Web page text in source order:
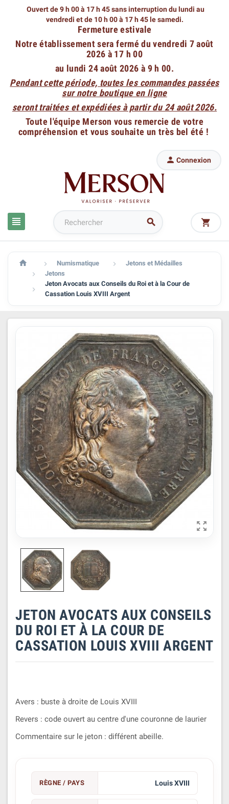
Ouvert de 9 h 00 à 17 h 45 sans interruption du lundi au
vendredi et de 10 h 00 à 17 h 45 le samedi.
Fermeture estivale
Notre établissement sera fermé du vendredi 7 août
2026 à 17 h 00
au lundi 24 août 2026 à 9 h 00.
Pendant cette période, toutes les commandes passées
sur notre boutique en ligne
seront traitées et expédiées à partir du 24 août 2026.
Toute l'équipe Merson vous remercie de votre
compréhension et vous souhaite un très bel été !
 
 Connexion

  Numismatique  Jetons et Médailles
 Jetons

Jeton Avocats aux Conseils du Roi et à la Cour de
Cassation Louis XVIII Argent

JETON AVOCATS AUX CONSEILS
DU ROI ET À LA COUR DE
CASSATION LOUIS XVIII ARGENT
Avers : buste à droite de Louis XVIII
Revers : code ouvert au centre d'une couronne de laurier
Commentaire sur le jeton : différent abeille.
RÈGNE / PAYS Louis XVIII